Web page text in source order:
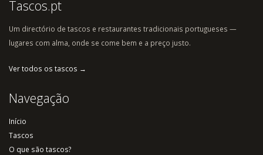
Tascos.pt
Um directório de tascos e restaurantes tradicionais portugueses —
lugares com alma, onde se come bem e a preço justo.
Ver todos os tascos →
Navegação
Início
Tascos
O que são tascos?